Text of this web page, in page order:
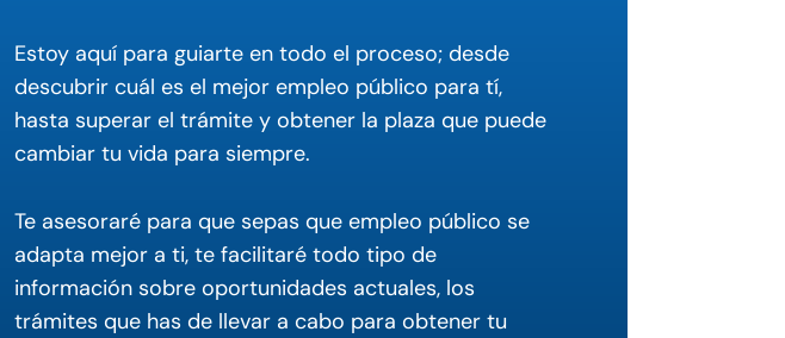
Estoy aquí para guiarte en todo el proceso; desde
descubrir cuál es el mejor empleo público para tí,
hasta superar el trámite y obtener la plaza que puede
cambiar tu vida para siempre.
Te asesoraré para que sepas que empleo público se
adapta mejor a ti, te facilitaré todo tipo de
información sobre oportunidades actuales, los
trámites que has de llevar a cabo para obtener tu